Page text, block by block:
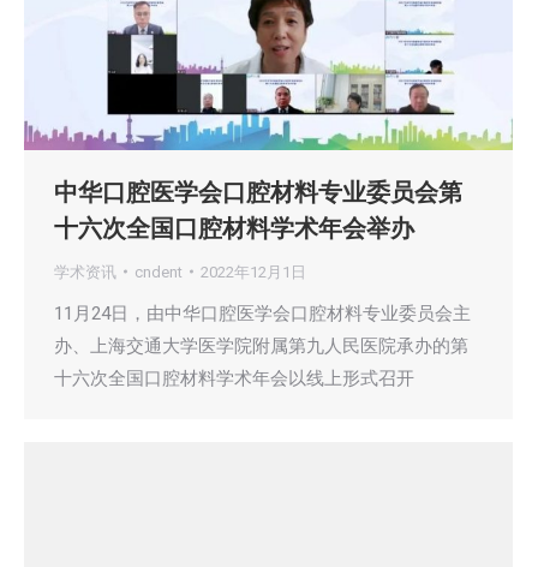
中华口腔医学会口腔材料专业委员会第
十六次全国口腔材料学术年会举办
学术资讯 cndent 2022年12月1日
11月24日，由中华口腔医学会口腔材料专业委员会主
办、上海交通大学医学院附属第九人民医院承办的第
十六次全国口腔材料学术年会以线上形式召开